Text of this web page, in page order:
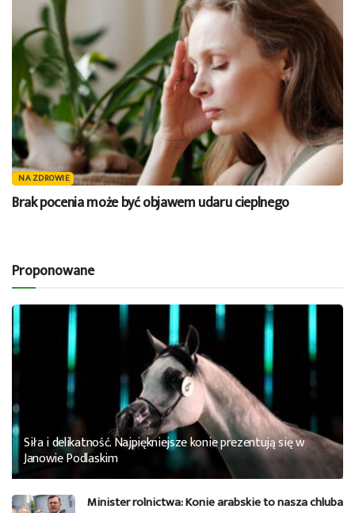
NA ZDROWIE
Brak pocenia może być objawem udaru cieplnego
Proponowane
Siła i delikatność. Najpiękniejsze konie prezentują się w
Janowie Podlaskim
Minister rolnictwa: Konie arabskie to nasza chluba